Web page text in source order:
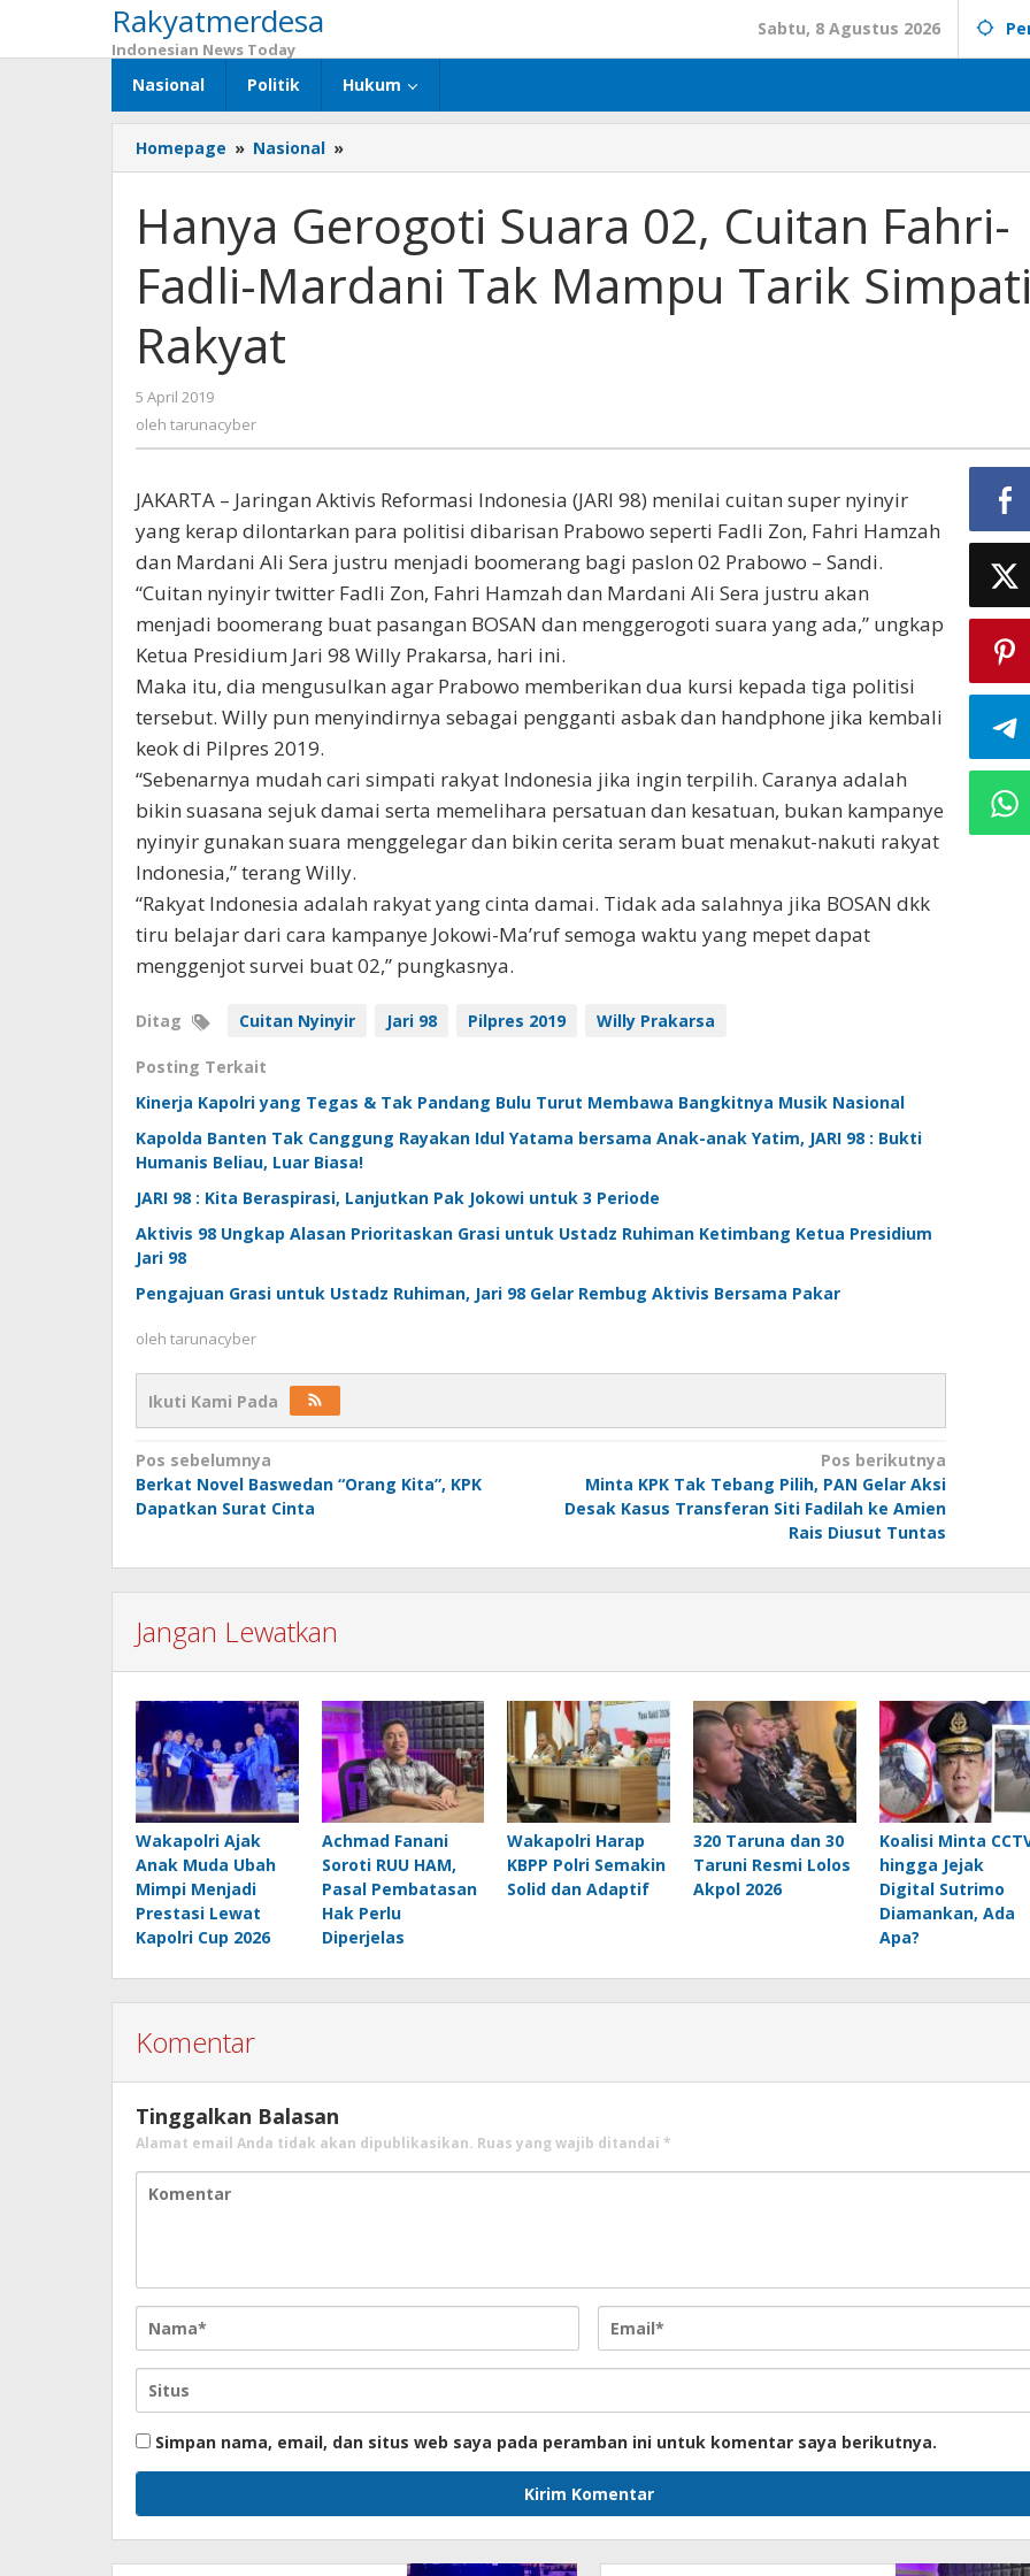
konten
Rakyatmerdesa
Indonesian News Today
Sabtu, 8 Agustus 2026
Nasional Politik Hukum
Homepage » Nasional »
Gerogoti
02,
Cuitan
Fahri-
Fadli-
Hanya Gerogoti Suara 02, Cuitan Fahri-
Fadli-Mardani Tak Mampu Tarik
Rakyat
5 April 2019
tarunacyber
oleh tarunacyber
JAKARTA – Jaringan Aktivis Reformasi Indonesia (JARI 98) menilai cuitan super nyinyir
yang kerap dilontarkan para politisi dibarisan Prabowo seperti Fadli Zon, Fahri Hamzah
dan Mardani Ali Sera justru menjadi boomerang bagi paslon 02 Prabowo – Sandi.
“Cuitan nyinyir twitter Fadli Zon, Fahri Hamzah dan Mardani Ali Sera justru akan
menjadi boomerang buat pasangan BOSAN dan menggerogoti suara yang ada,” ungkap
Ketua Presidium Jari 98 Willy Prakarsa, hari ini.
Maka itu, dia mengusulkan agar Prabowo memberikan dua kursi kepada tiga politisi
tersebut. Willy pun menyindirnya sebagai pengganti asbak dan handphone jika kembali
keok di Pilpres 2019.
“Sebenarnya mudah cari simpati rakyat Indonesia jika ingin terpilih. Caranya adalah
bikin suasana sejuk damai serta memelihara persatuan dan kesatuan, bukan kampanye
nyinyir gunakan suara menggelegar dan bikin cerita seram buat menakut-nakuti rakyat
Indonesia,” terang Willy.
“Rakyat Indonesia adalah rakyat yang cinta damai. Tidak ada salahnya jika BOSAN dkk
tiru belajar dari cara kampanye Jokowi-Ma’ruf semoga waktu yang mepet dapat
menggenjot survei buat 02,” pungkasnya.
Ditag Cuitan Nyinyir Jari 98 Pilpres 2019 Willy Prakarsa
Posting Terkait
Kinerja Kapolri yang Tegas & Tak Pandang Bulu Turut Membawa Bangkitnya Musik Nasional
Kapolda Banten Tak Canggung Rayakan Idul Yatama bersama Anak-anak Yatim, JARI 98 : Bukti
Humanis Beliau, Luar Biasa!
JARI 98 : Kita Beraspirasi, Lanjutkan Pak Jokowi untuk 3 Periode
Aktivis 98 Ungkap Alasan Prioritaskan Grasi untuk Ustadz Ruhiman Ketimbang Ketua Presidium
Jari 98
Pengajuan Grasi untuk Ustadz Ruhiman, Jari 98 Gelar Rembug Aktivis Bersama Pakar
oleh tarunacyber
Ikuti Kami Pada
Navigasi
pos
Pos sebelumnya
Berkat Novel Baswedan “Orang Kita”, KPK
Dapatkan Surat Cinta
Pos berikutnya
Minta KPK Tak Tebang Pilih, PAN Gelar Aksi
Desak Kasus Transferan Siti Fadilah ke Amien
Rais Diusut Tuntas
Jangan Lewatkan
Wakapolri Ajak
Anak Muda Ubah
Mimpi Menjadi
Prestasi Lewat
Kapolri Cup 2026
Achmad Fanani
Soroti RUU HAM,
Pasal Pembatasan
Hak Perlu
Diperjelas
Wakapolri Harap
KBPP Polri Semakin
Solid dan Adaptif
320 Taruna dan 30
Taruni Resmi Lolos
Akpol 2026
Koalisi Minta
hingga Jejak
Digital Sutrimo
Diamankan, Ada
Apa?
Komentar
Tinggalkan Balasan
Alamat email Anda tidak akan dipublikasikan. Ruas yang wajib ditandai *
Simpan nama, email, dan situs web saya pada peramban ini untuk komentar saya berikutnya.